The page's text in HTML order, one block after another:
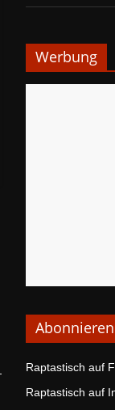
Werbung
Abonnieren
Raptastisch auf
Raptastisch auf